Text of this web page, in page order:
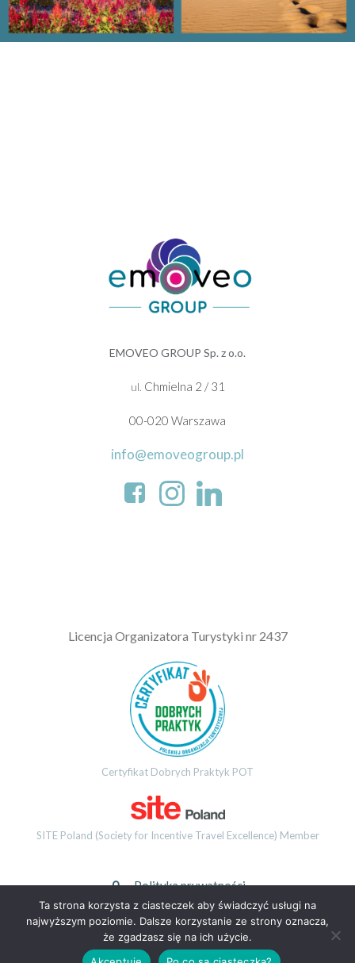
EMOVEO GROUP Sp. z o.o.
ul. Chmielna 2 / 31
00-020 Warszawa
info@emoveogroup.pl
Licencja Organizatora Turystyki nr 2437
Certyfikat Dobrych Praktyk POT
SITE Poland (Society for Incentive Travel Excellence) Member
Polityka prywatności
© 2026 EMOVEO GROUP. Wszystkie prawa zastrzeżone.
Ta strona korzysta z ciasteczek aby świadczyć usługi na
najwyższym poziomie. Dalsze korzystanie ze strony oznacza,
że zgadzasz się na ich użycie.